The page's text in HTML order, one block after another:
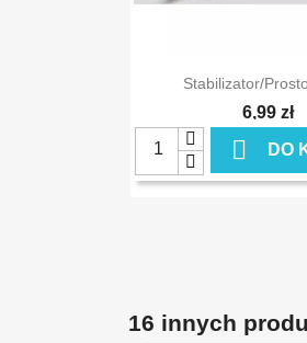
 Szybki
Stabilizator/
6,99 zł
 DO
16 innych